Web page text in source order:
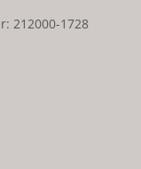
212000-1728